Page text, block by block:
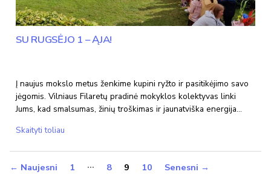
SU RUGSĖJO 1 – ĄJA!
Į naujus mokslo metus ženkime kupini ryžto ir pasitikėjimo savo
jėgomis. Vilniaus Filaretų pradinė mokyklos kolektyvas linki
Jums, kad smalsumas, žinių troškimas ir jaunatviška energija…
Skaityti toliau
1
ĮRAŠŲ
PUSLAPIAVIMAS
← Naujesni 1 … 8 9 10 Senesni →